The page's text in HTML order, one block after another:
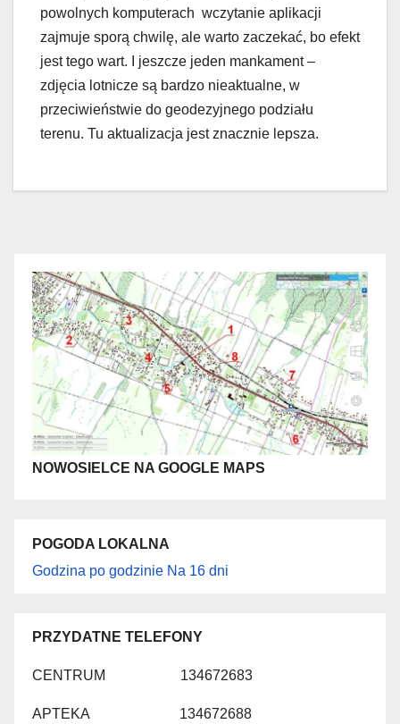
powolnych komputerach wczytanie aplikacji
zajmuje sporą chwilę, ale warto zaczekać, bo efekt
jest tego wart. I jeszcze jeden mankament –
zdjęcia lotnicze są bardzo nieaktualne, w
przeciwieństwie do geodezyjnego podziału
terenu. Tu aktualizacja jest znacznie lepsza.
NOWOSIELCE NA GOOGLE MAPS
POGODA LOKALNA
Godzina po godzinie Na 16 dni
PRZYDATNE TELEFONY
CENTRUM 134672683
APTEKA 134672688